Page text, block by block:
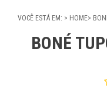
VOCÊ ESTÁ EM: HOME
BONÉ